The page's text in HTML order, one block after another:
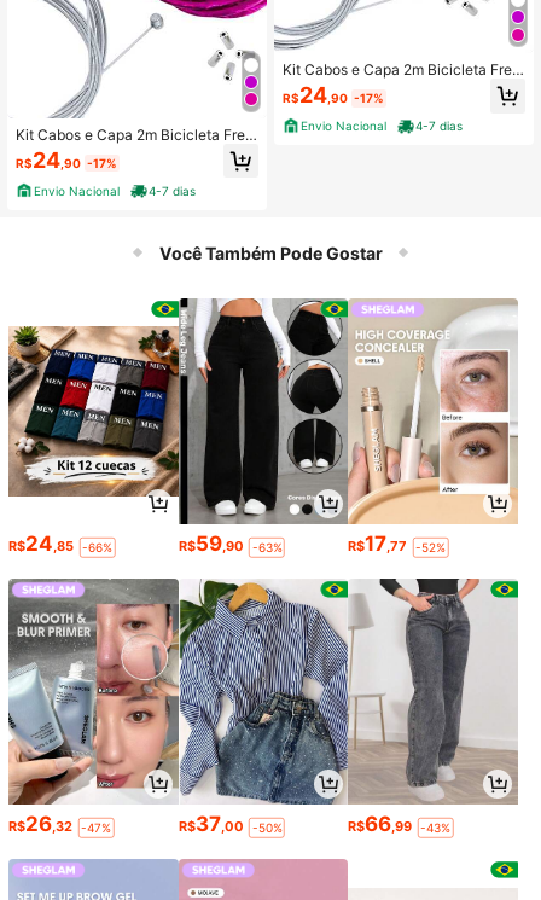
Kit Cabos e Capa 2m Bicicleta Freio
Mtb Jogo Completo Freio Bike
R$24 ,90 -17%
Envio Nacional
4-7 dias
Kit Cabos e Capa 2m Bicicleta Freio
Mtb Jogo Completo Freio Bike
R$24 ,90 -17%
Envio Nacional
4-7 dias
Você Também Pode Gostar
R$24,85 -66% R$59,90 -63% R$17,77 -52%
R$26,32 -47% R$37,00 -50% R$66,99 -43%